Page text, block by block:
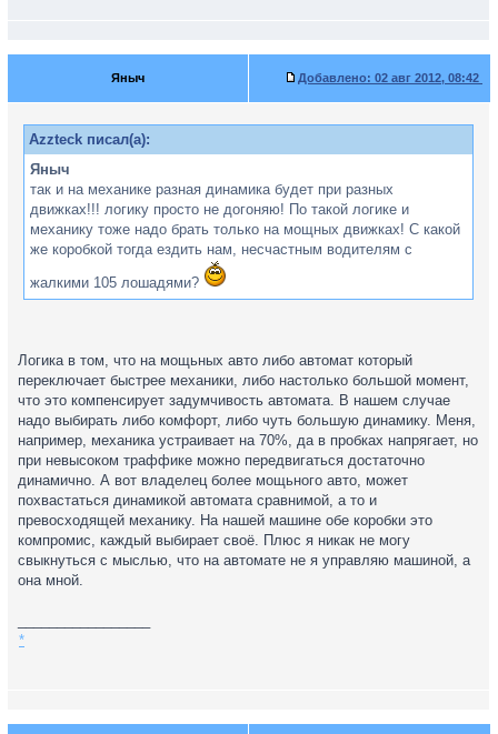
Яныч Добавлено: 02 авг 2012, 08:42
Azzteck писал(а):
Яныч
так и на механике разная динамика будет при разных
движках!!! логику просто не догоняю! По такой логике и
механику тоже надо брать только на мощных движках! С какой
же коробкой тогда ездить нам, несчастным водителям с
жалкими 105 лошадями?
Логика в том, что на мощьных авто либо автомат который
переключает быстрее механики, либо настолько большой момент,
что это компенсирует задумчивость автомата. В нашем случае
надо выбирать либо комфорт, либо чуть большую динамику. Меня,
например, механика устраивает на 70%, да в пробках напрягает, но
при невысоком траффике можно передвигаться достаточно
динамично. А вот владелец более мощьного авто, может
похвастаться динамикой автомата сравнимой, а то и
превосходящей механику. На нашей машине обе коробки это
компромис, каждый выбирает своё. Плюс я никак не могу
свыкнуться с мыслью, что на автомате не я управляю машиной, а
она мной.
*